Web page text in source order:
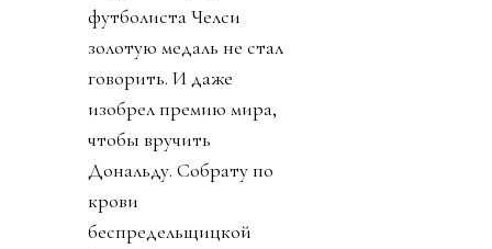
футболиста Челси
золотую медаль не стал
говорить. И даже
изобрел премию мира,
чтобы вручить
Дональду. Собрату по
крови
беспредельщицкой